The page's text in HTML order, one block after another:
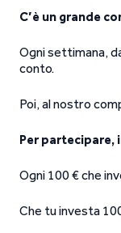
C’è un grande
Ogni settimana,
conto.
Poi, al nostro
Per partecipare,
Ogni 100 € che
Che tu investa